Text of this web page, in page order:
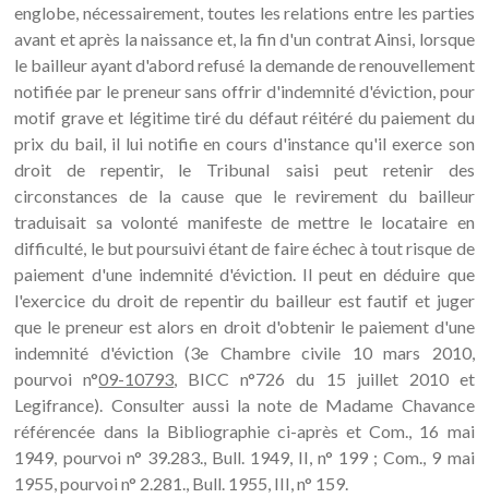
englobe, nécessairement, toutes les relations entre les parties
avant et après la naissance et, la fin d'un contrat Ainsi, lorsque
le bailleur ayant d'abord refusé la demande de renouvellement
notifiée par le preneur sans offrir d'indemnité d'éviction, pour
motif grave et légitime tiré du défaut réitéré du paiement du
prix du bail, il lui notifie en cours d'instance qu'il exerce son
droit de repentir, le Tribunal saisi peut retenir des
circonstances de la cause que le revirement du bailleur
traduisait sa volonté manifeste de mettre le locataire en
difficulté, le but poursuivi étant de faire échec à tout risque de
paiement d'une indemnité d'éviction. Il peut en déduire que
l'exercice du droit de repentir du bailleur est fautif et juger
que le preneur est alors en droit d'obtenir le paiement d'une
indemnité d'éviction (3e Chambre civile 10 mars 2010,
pourvoi n°09-10793, BICC n°726 du 15 juillet 2010 et
Legifrance). Consulter aussi la note de Madame Chavance
référencée dans la Bibliographie ci-après et Com., 16 mai
1949, pourvoi n° 39.283., Bull. 1949, II, n° 199 ; Com., 9 mai
1955, pourvoi n° 2.281., Bull. 1955, III, n° 159.